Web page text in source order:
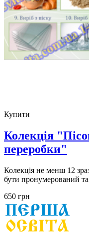
Купити
Колекція
переробки"
Колекція не менш 12
бути пронумерований
650 грн